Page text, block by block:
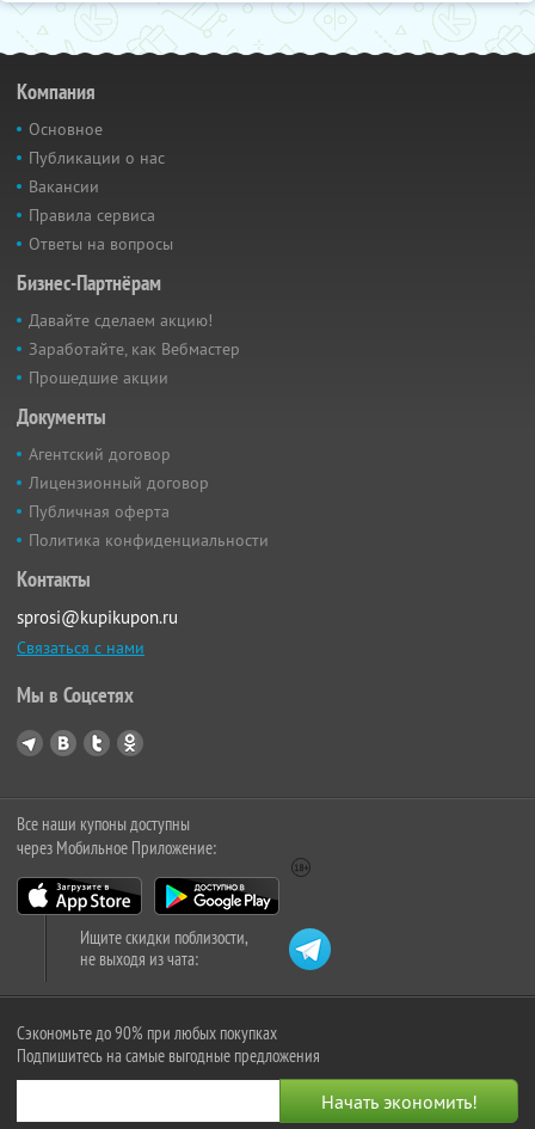
Компания
Основное
Публикации о нас
Вакансии
Правила сервиса
Ответы на вопросы
Бизнес-Партнёрам
Давайте сделаем акцию!
Заработайте, как Вебмастер
Прошедшие акции
Документы
Агентский договор
Лицензионный договор
Публичная оферта
Политика конфиденциальности
Контакты
sprosi@kupikupon.ru
Связаться с нами
Мы в Соцсетях
Все наши купоны доступны
через Мобильное Приложение:
Ищите скидки поблизости,
не выходя из чата:
Сэкономьте до 90% при любых покупках
Подпишитесь на самые выгодные предложения